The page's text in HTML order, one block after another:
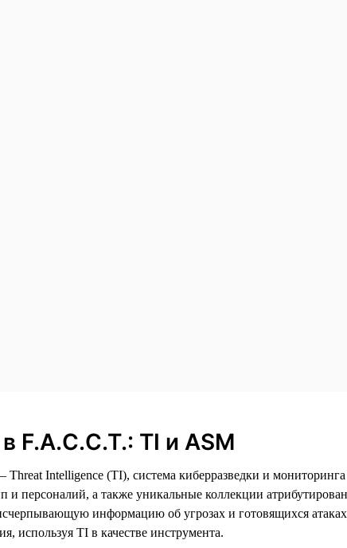
F.A.C.C.T.: TI и ASM
Intelligence (TI), система киберразведки и
и персоналий, а также уникальные коллекции
информацию об угрозах и готовящихся
используя TI в качестве инструмента.